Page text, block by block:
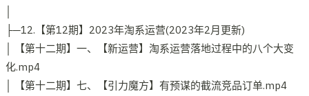
├─12.【第12期】2023年淘系运营(2023年2月更新)
│ 【第十二期】一、【新运营】淘系运营落地过程中的八个大变
化.mp4
│ 【第十二期】七、【引力魔方】有预谋的截流竞品订单.mp4